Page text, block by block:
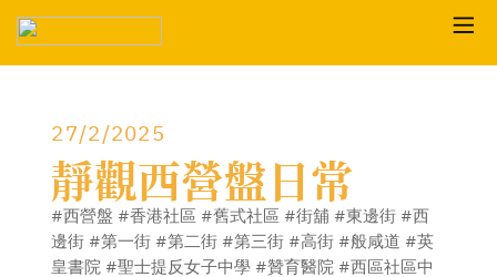
︎
27/2/2025
靜觀西營盤日常
#西營盤 #香港社區 #舊式社區 #街舖 #東邊街 #西
邊街 #第一街 #第二街 #第三街 #高街 #般咸道 #英
皇書院 #聖士提反女子中學 #贊育醫院 #西區社區中